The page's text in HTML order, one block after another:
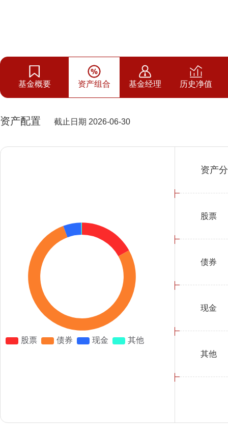
基金概要 资产组合 基金经理 历史净值
资产配置 截止日期 2026-06-30
资产
股票
债券
现金
其他